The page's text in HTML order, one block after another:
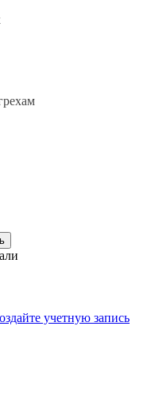
учетную запись